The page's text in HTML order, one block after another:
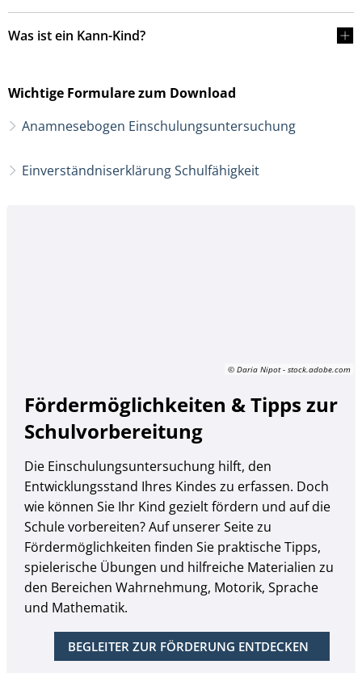
Was ist ein Kann-Kind?
Wichtige Formulare zum Download
Anamnesebogen Einschulungsuntersuchung
Einverständniserklärung Schulfähigkeit
© Daria Nipot - stock.adobe.com
Fördermöglichkeiten & Tipps zur
Schulvorbereitung
Die Einschulungsuntersuchung hilft, den
Entwicklungsstand Ihres Kindes zu erfassen. Doch
wie können Sie Ihr Kind gezielt fördern und auf die
Schule vorbereiten? Auf unserer Seite zu
Fördermöglichkeiten finden Sie praktische Tipps,
spielerische Übungen und hilfreiche Materialien zu
den Bereichen Wahrnehmung, Motorik, Sprache
und Mathematik.
BEGLEITER ZUR FÖRDERUNG ENTDECKEN